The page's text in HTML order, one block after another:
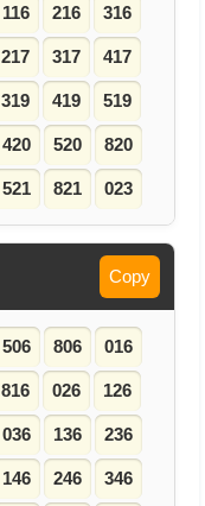
116 216 316
217 317 417
319 419 519
420 520 820
521 821 023
Copy
506 806 016
816 026 126
036 136 236
146 246 346